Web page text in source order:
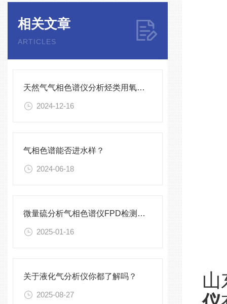
相关文章
ARTICLES
天然气气相色谱仪分析烃类用氧化铝色谱柱
2024-12-16
气相色谱能否进水样？
2024-06-18
微量硫分析气相色谱仪FPD检测器维护保养
2025-01-16
关于液化气分析仪你都了解吗？
2025-08-27
山